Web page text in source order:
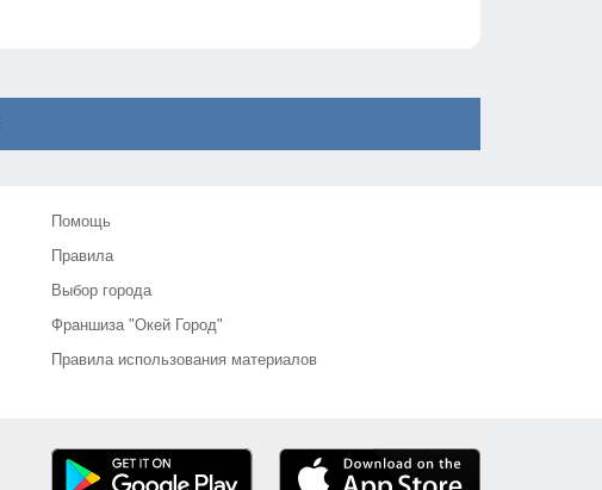
Помощь
Правила
Выбор города
Франшиза "Окей Город"
Правила использования материалов